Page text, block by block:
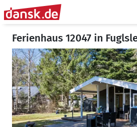
Ferienhaus 12047 in